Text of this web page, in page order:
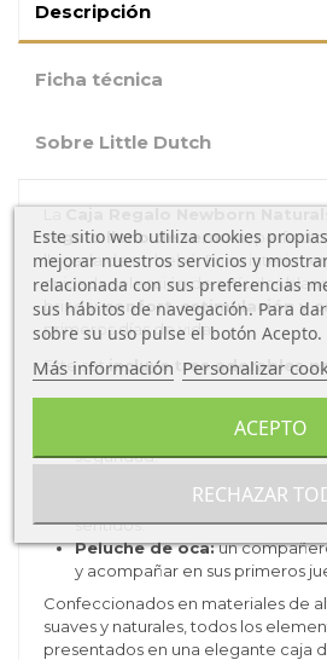
Descripción
Ficha técnica
Sobre Little Dutch
regalo lleno de ternura, perfecto
llegada de un bebé. En su interior
cuidada selección de artículos
brindarconfort,estimulación y
primeros días de vida.
Este setincluye tres adorables
para acompañar al bebé
seguridad.
agarrar y con un sonido suave
sentidos.
Peluche de oca:un
y acompañar en sus primeros
Confeccionados en materiales de
suaves y naturales, todos los
presentados en una elegante caja
Este sitio web utiliza cookies
mejorar nuestros servicios y
relacionada con sus preferencias
sus hábitos de navegación. Para
sobre su uso pulse el botón Acepto.
Más información Personalizar
RECHAZAR
ACEPTO